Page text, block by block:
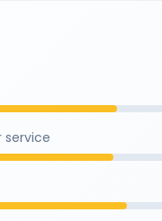
service